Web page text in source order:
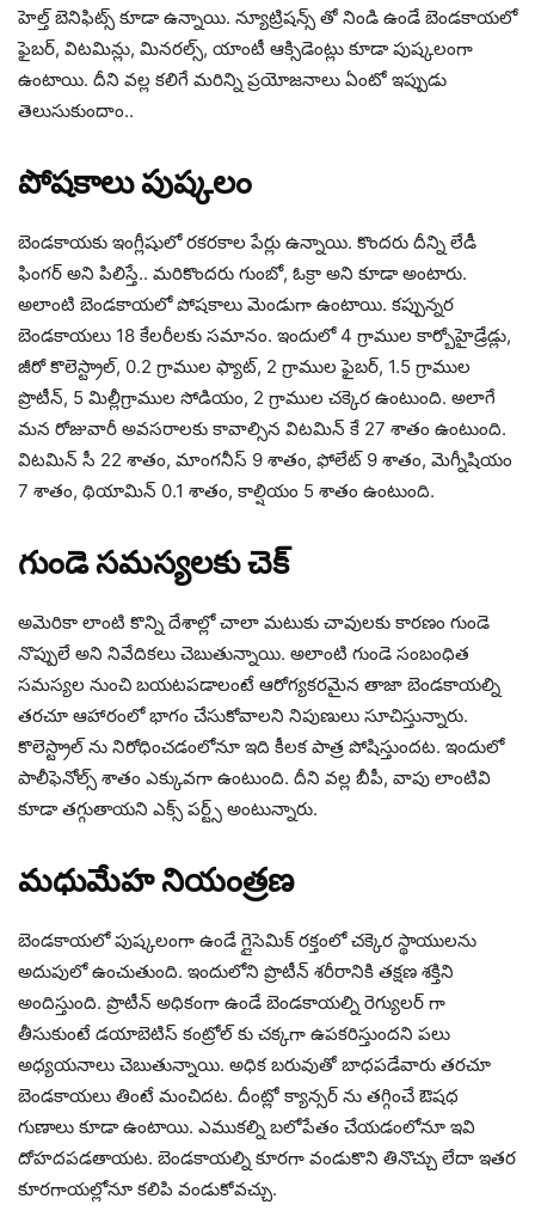
హెల్త్ బెనిఫిట్స్ కూడా ఉన్నాయి. న్యూట్రిషన్స్ తో నిండి ఉండే బెండకాయలో
ఫైబర్, విటమిన్లు, మినరల్స్, యాంటీ ఆక్సిడెంట్లు కూడా పుష్కలంగా
ఉంటాయి. దీని వల్ల కలిగే మరిన్ని ప్రయోజనాలు ఏంటో ఇప్పుడు
తెలుసుకుందాం..
పోషకాలు పుష్కలం
బెండకాయకు ఇంగ్లీషులో రకరకాల పేర్లు ఉన్నాయి. కొందరు దీన్ని లేడీ
ఫింగర్ అని పిలిస్తే.. మరికొందరు గుంబో, ఓక్రా అని కూడా అంటారు.
అలాంటి బెండకాయలో పోషకాలు మెండుగా ఉంటాయి. కప్పున్నర
బెండకాయలు 18 కేలరీలకు సమానం. ఇందులో 4 గ్రాముల కార్బోహైడ్రేడ్లు,
జీరో కొలెస్ట్రాల్, 0.2 గ్రాముల ఫ్యాట్, 2 గ్రాముల ఫైబర్, 1.5 గ్రాముల
ప్రొటీన్, 5 మిల్లీగ్రాముల సోడియం, 2 గ్రాముల చక్కెర ఉంటుంది. అలాగే
మన రోజువారీ అవసరాలకు కావాల్సిన విటమిన్ కే 27 శాతం ఉంటుంది.
విటమిన్ సీ 22 శాతం, మాంగనీస్ 9 శాతం, ఫోలేట్ 9 శాతం, మెగ్నీషియం
7 శాతం, థియామిన్ 0.1 శాతం, కాల్షియం 5 శాతం ఉంటుంది.
గుండె సమస్యలకు చెక్
అమెరికా లాంటి కొన్ని దేశాల్లో చాలా మటుకు చావులకు కారణం గుండె
నొప్పులే అని నివేదికలు చెబుతున్నాయి. అలాంటి గుండె సంబంధిత
సమస్యల నుంచి బయటపడాలంటే ఆరోగ్యకరమైన తాజా బెండకాయల్ని
తరచూ ఆహారంలో భాగం చేసుకోవాలని నిపుణులు సూచిస్తున్నారు.
కొలెస్ట్రాల్ ను నిరోధించడంలోనూ ఇది కీలక పాత్ర పోషిస్తుందట. ఇందులో
పాలీఫెనోల్స్ శాతం ఎక్కువగా ఉంటుంది. దీని వల్ల బీపీ, వాపు లాంటివి
కూడా తగ్గుతాయని ఎక్స్ పర్ట్స్ అంటున్నారు.
మధుమేహ నియంత్రణ
బెండకాయలో పుష్కలంగా ఉండే గ్లైసెమిక్ రక్తంలో చక్కెర స్థాయులను
అదుపులో ఉంచుతుంది. ఇందులోని ప్రొటీన్ శరీరానికి తక్షణ శక్తిని
అందిస్తుంది. ప్రొటీన్ అధికంగా ఉండే బెండకాయల్ని రెగ్యులర్ గా
తీసుకుంటే డయాబెటిస్ కంట్రోల్ కు చక్కగా ఉపకరిస్తుందని పలు
అధ్యయనాలు చెబుతున్నాయి. అధిక బరువుతో బాధపడేవారు తరచూ
బెండకాయలు తింటే మంచిదట. దీంట్లో క్యాన్సర్ ను తగ్గించే ఔషధ
గుణాలు కూడా ఉంటాయి. ఎముకల్ని బలోపేతం చేయడంలోనూ ఇవి
దోహదపడతాయట. బెండకాయల్ని కూరగా వండుకొని తినొచ్చు లేదా ఇతర
కూరగాయల్లోనూ కలిపి వండుకోవచ్చు.